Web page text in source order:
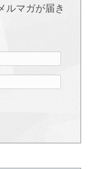
ルマガが届き